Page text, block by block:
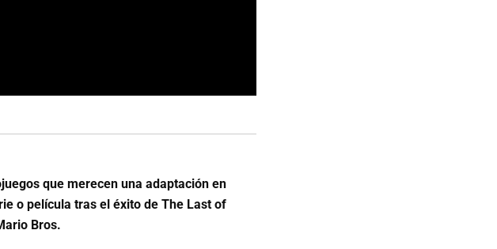
que merecen una adaptación en
o película tras el éxito de The Last of
Bros.